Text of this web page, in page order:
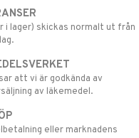
i lager) skickas normalt ut från
att vi är godkända av
av läkemedel.
eller marknadens